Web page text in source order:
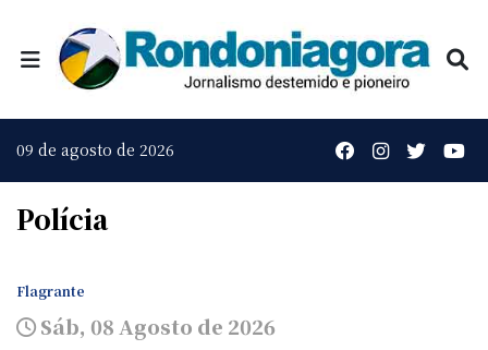
09 de agosto de 2026
Polícia
Flagrante
Sáb, 08 Agosto de 2026